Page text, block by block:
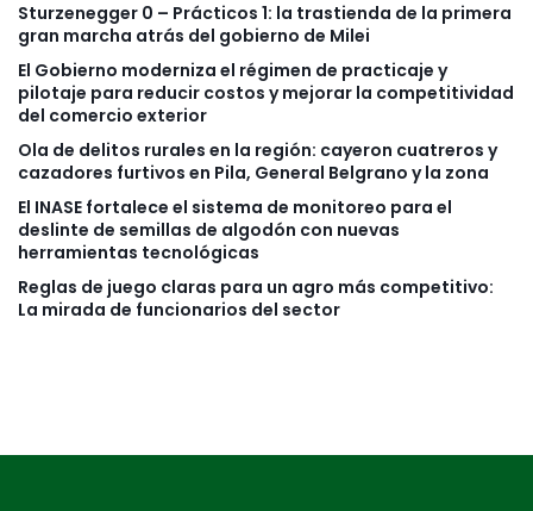
Sturzenegger 0 – Prácticos 1: la trastienda de la primera
gran marcha atrás del gobierno de Milei
El Gobierno moderniza el régimen de practicaje y
pilotaje para reducir costos y mejorar la competitividad
del comercio exterior
Ola de delitos rurales en la región: cayeron cuatreros y
cazadores furtivos en Pila, General Belgrano y la zona
El INASE fortalece el sistema de monitoreo para el
deslinte de semillas de algodón con nuevas
herramientas tecnológicas
Reglas de juego claras para un agro más competitivo:
La mirada de funcionarios del sector